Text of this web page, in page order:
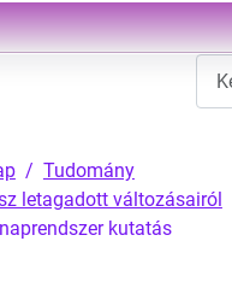
Tudomány
letagadott változásairól
kutatás